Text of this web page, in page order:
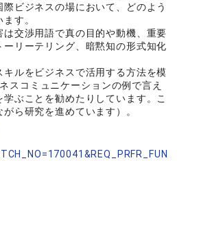
ビジネスの場において、どのよう
す。
交渉用語で真の目的や動機、重要
リーテリング、暗黙知の形式知化
ルをビジネスで活用する方法を模
コミュニケーションの例で言え
ぶことを勧めたりしています。こ
ら研究を進めています）。